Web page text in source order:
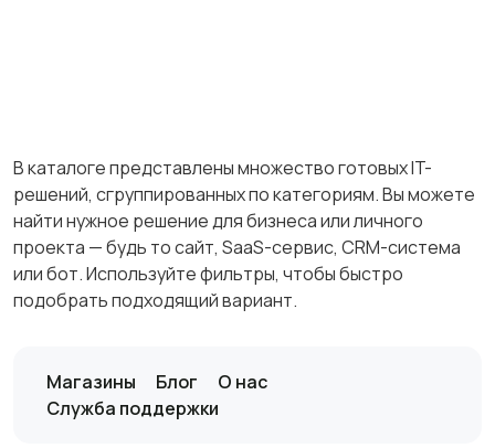
В каталоге представлены множество готовых IT-
решений, сгруппированных по категориям. Вы можете
найти нужное решение для бизнеса или личного
проекта — будь то сайт, SaaS-сервис, CRM-система
или бот. Используйте фильтры, чтобы быстро
подобрать подходящий вариант.
Магазины Блог
О нас
Служба поддержки